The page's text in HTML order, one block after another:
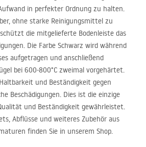
in perfekter Ordnung zu halten.
ohne starke Reinigungsmittel zu
die mitgelieferte Bodenleiste das
Die Farbe Schwarz wird während
aufgetragen und anschließend
bei 600-800°C zweimal vorgehärtet.
und Beständigkeit gegen
Beschädigungen. Dies ist die einzige
und Beständigkeit gewährleistet.
Abflüsse und weiteres Zubehör aus
finden Sie in unserem Shop.